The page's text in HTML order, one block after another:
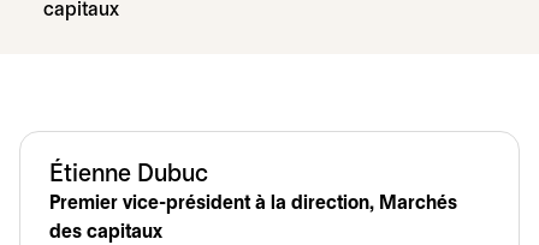
capitaux
Étienne Dubuc
Premier vice-président à la direction, Marchés
des capitaux